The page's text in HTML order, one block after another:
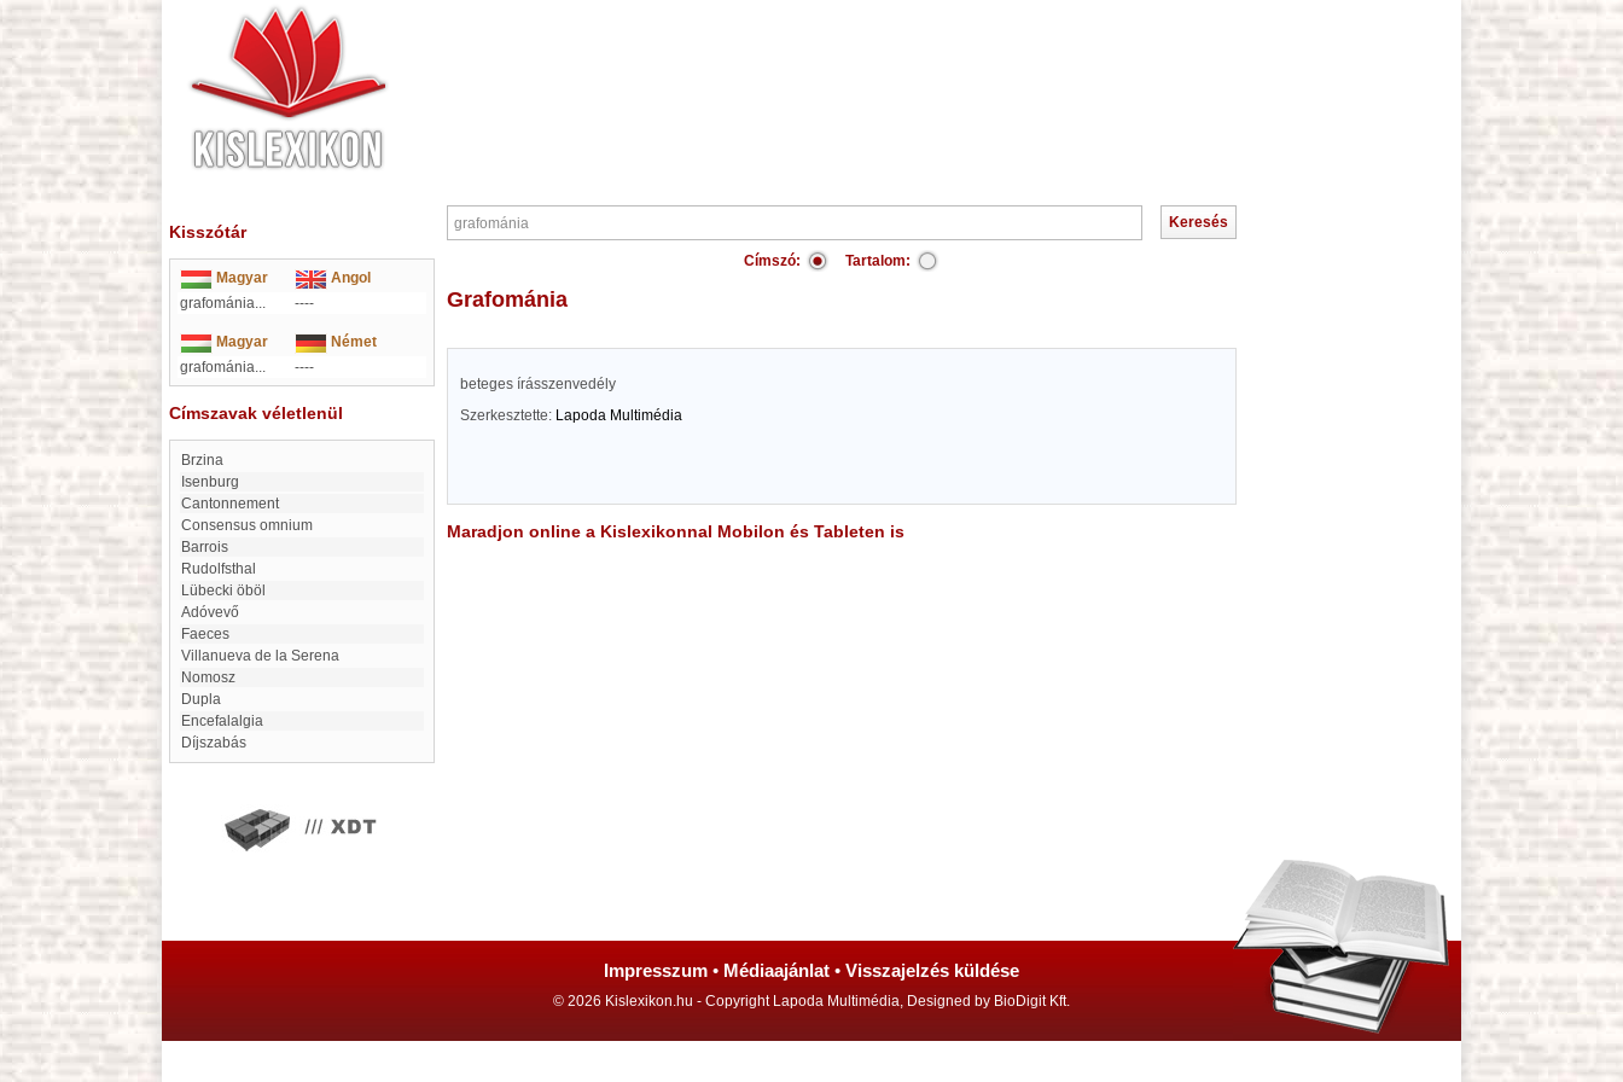
Kisszótár
Magyar
Angol
grafománia...
----
Magyar
Német
grafománia...
----
Címszavak véletlenül
Brzina
Isenburg
Cantonnement
consensus omnium
Barrois
Rudolfsthal
Lübecki öböl
Adóvevő
faeces
Villanueva de la Serena
Nomosz
dupla
encefalalgia
Díjszabás
Címszó: Tartalom:
grafománia
beteges írásszenvedély
Szerkesztette: Lapoda Multimédia
Maradjon online a Kislexikonnal Mobilon és Tableten is
Impresszum • Médiaajánlat • Visszajelzés küldése
© 2026 Kislexikon.hu - Copyright Lapoda Multimédia, Designed by BioDigit Kft.